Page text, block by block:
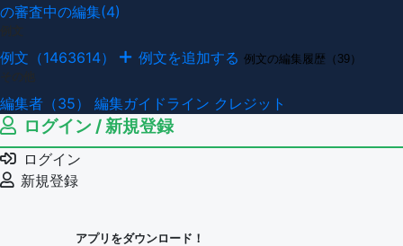
の審査中の編集(4)
例文（1463614） 例文を追加する 例文の編集履歴（39）
編集者（35） 編集ガイドライン クレジット
ログイン / 新規登録
ログイン
新規登録
アプリをダウンロード！